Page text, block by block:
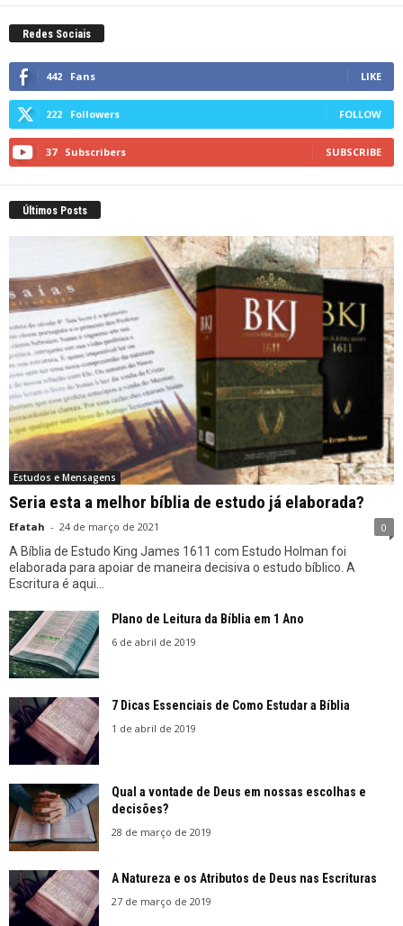
Redes Sociais
442 Fans LIKE
222 Followers FOLLOW
37 Subscribers SUBSCRIBE
Últimos Posts
Estudos e Mensagens
Seria esta a melhor bíblia de estudo já elaborada?
Efatah - 24 de março de 2021 0
A Bíblia de Estudo King James 1611 com Estudo Holman foi
elaborada para apoiar de maneira decisiva o estudo bíblico. A
Escritura é aqui...
Plano de Leitura da Bíblia em 1 Ano
6 de abril de 2019
7 Dicas Essenciais de Como Estudar a Bíblia
1 de abril de 2019
Qual a vontade de Deus em nossas escolhas e
decisões?
28 de março de 2019
A Natureza e os Atributos de Deus nas Escrituras
27 de março de 2019